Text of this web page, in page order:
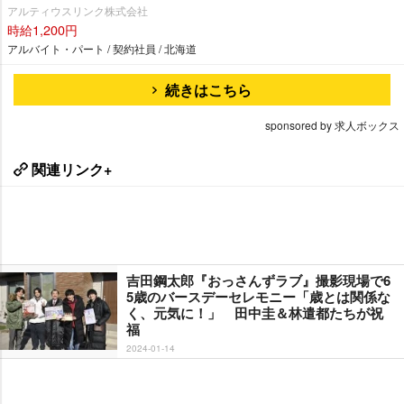
アルティウスリンク株式会社
時給1,200円
アルバイト・パート / 契約社員 / 北海道
続きはこちら
sponsored by 求人ボックス
関連リンク+
吉田鋼太郎『おっさんずラブ』撮影現場で6
5歳のバースデーセレモニー「歳とは関係な
く、元気に！」 田中圭＆林遣都たちが祝
福
2024-01-14